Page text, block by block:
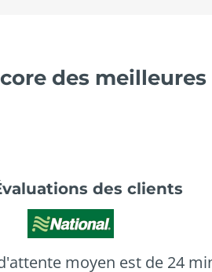
des
des clients
moyen est de 24